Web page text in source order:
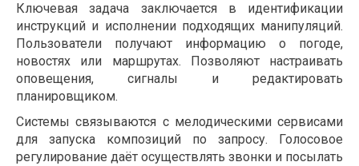
Ключевая задача заключается в идентификации
инструкций и исполнении подходящих манипуляций.
Пользователи получают информацию о погоде,
новостях или маршрутах. Позволяют настраивать
оповещения, сигналы и редактировать
планировщиком.
Системы связываются с мелодическими сервисами
для запуска композиций по запросу. Голосовое
регулирование даёт осуществлять звонки и посылать